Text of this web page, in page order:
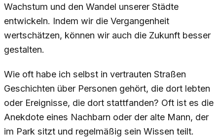
Wachstum und den Wandel unserer Städte
entwickeln. Indem wir die Vergangenheit
wertschätzen, können wir auch die Zukunft besser
gestalten.
Wie oft habe ich selbst in vertrauten Straßen
Geschichten über Personen gehört, die dort lebten
oder Ereignisse, die dort stattfanden? Oft ist es die
Anekdote eines Nachbarn oder der alte Mann, der
im Park sitzt und regelmäßig sein Wissen teilt.